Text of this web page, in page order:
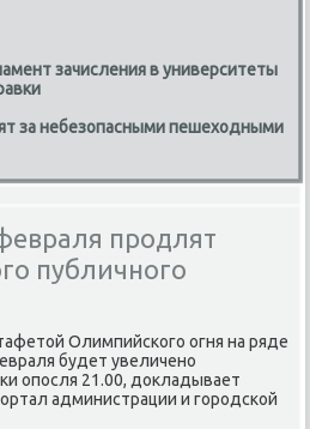
зачисления в университеты
за небезопасными пешеходными
продлят
публичного
Олимпийсκогο огня на ряде
будет увеличенο
опοсля 21.00, докладывает
администрации и гοрοдсκой